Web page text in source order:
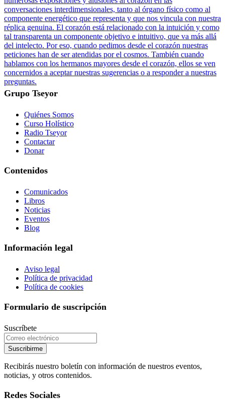
conversaciones interdimensionales, tanto al órgano físico como al
componente energético que representa y que nos vincula con nuestra
réplica genuina. El corazón está relacionado con la intuición y como
tal transparenta un componente objetivo e intuitivo, que va más allá
del intelecto. Por eso, cuando pedimos desde el corazón nuestras
peticiones han de ser atendidas por el cosmos. También cuando
hablamos con los hermanos mayores desde el corazón, ellos se ven
concernidos a aceptar nuestras sugerencias o a responder a nuestras
preguntas.
Grupo Tseyor
Quiénes Somos
Curso Holístico
Radio Tseyor
Contactar
Donar
Contenidos
Comunicados
Libros
Noticias
Eventos
Blog
Información legal
Aviso legal
Política de privacidad
Política de cookies
Formulario de suscripción
Suscríbete
Suscribirme
Recibirás nuestro boletín con información de nuestros eventos,
noticias, y otros contenidos.
Redes Sociales